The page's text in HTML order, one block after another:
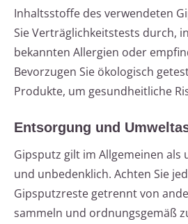
Inhaltsstoffe des verwendeten
Sie Verträglichkeitstests durch,
bekannten Allergien oder
Bevorzugen Sie ökologisch
Produkte, um gesundheitliche
Entsorgung und
Gipsputz gilt im Allgemeinen als
und unbedenklich. Achten Sie
Gipsputzreste getrennt von
sammeln und ordnungsgemäß